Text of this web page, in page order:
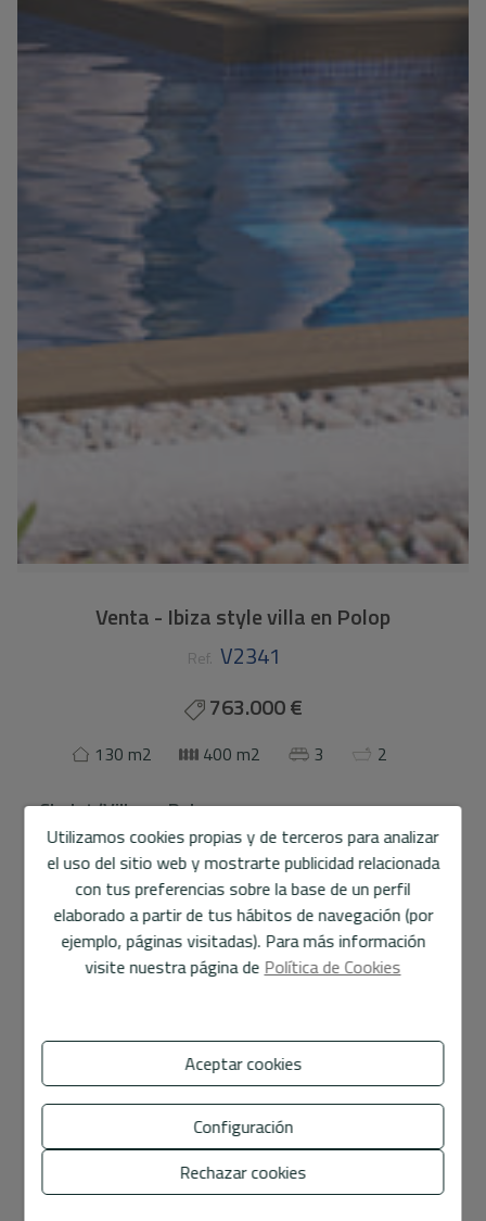
Venta - Ibiza style villa en Polop
Ref. V2341
763.000 €
130 m2 400 m2 3 2
Chalet/VillaenPolop
Exclusiva villa de diseño ibicenco donde la luz natural es la
gran protagonista. Cada espacio ha sido cuidadosamente
orientado para aprovechar al máximo la iluminación
durante todo el día, creando una atmósfera cálida,
elegante y relajante, propia del auténtico estilo
adaptada a la vida contemporánea, la vivienda combina
líneas puras, volúmenes blancos y materiales de primera
calidad que garantizan confort, diseño y un valor estable
Ubicada sobre una parcela de 400 m², la propiedad incluye
una espectacular piscina de 30 m² con zona chill out
Características
General
Utilizamos cookies propias y de terceros para analizar
el uso del sitio web y mostrarte publicidad relacionada
con tus preferencias sobre la base de un perfil
elaborado a partir de tus hábitos de navegación (por
ejemplo, páginas visitadas). Para más información
visite nuestra página de Política de Cookies
Aceptar cookies
Configuración
Rechazar cookies